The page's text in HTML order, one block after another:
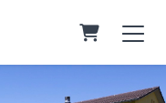
CARRELLO